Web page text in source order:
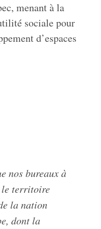
menant à la
sociale pour
d’espaces
nos bureaux à
le territoire
la nation
dont la